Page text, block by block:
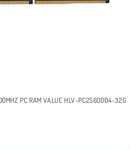
PC RAM VALUE HLV-PC25600D4-32G